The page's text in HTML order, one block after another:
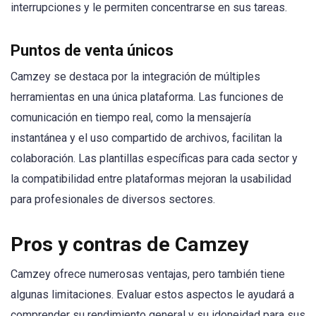
interrupciones y le permiten concentrarse en sus tareas.
Puntos de venta únicos
Camzey se destaca por la integración de múltiples
herramientas en una única plataforma. Las funciones de
comunicación en tiempo real, como la mensajería
instantánea y el uso compartido de archivos, facilitan la
colaboración. Las plantillas específicas para cada sector y
la compatibilidad entre plataformas mejoran la usabilidad
para profesionales de diversos sectores.
Pros y contras de Camzey
Camzey ofrece numerosas ventajas, pero también tiene
algunas limitaciones. Evaluar estos aspectos le ayudará a